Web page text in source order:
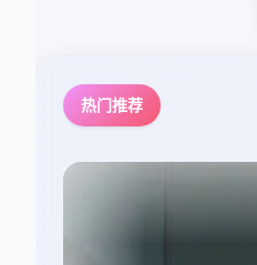
热门推荐